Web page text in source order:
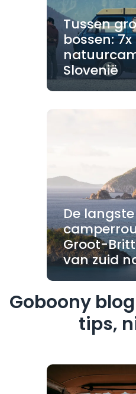
Tussen
bossen: 7x
Slovenië
De langste
Groot-
van zuid
Goboony
tips,